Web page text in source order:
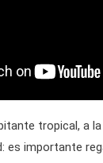
tropical, a la
es importante